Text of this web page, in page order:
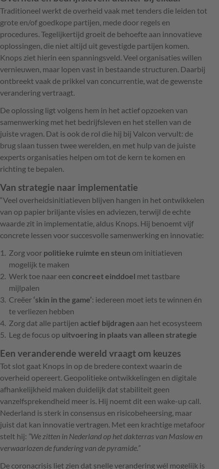
Traditioneel werkt de overheid vaak met tenders die leiden tot
grote en/of goedkope partijen, mede door regels en
procedures. Tegelijkertijd groeit de behoefte aan innovatieve
oplossingen, die niet altijd uit gevestigde partijen komen.
Knops ziet hierin een spanningsveld. Veel organisaties willen
vernieuwen, maar lopen vast in bestaande structuren. Daarbij
ontbreekt vaak de prikkel van concurrentie, wat de gewenste
verandering vertraagt.
De oplossing ligt volgens hem in het actief opzoeken van
samenwerking met het bedrijfsleven en het stellen van de
juiste vragen. Dat is ook de rol die hij bij Valcon vervult: de
brug slaan tussen twee werelden, en met hulp van de juiste
experts organisaties helpen om tot de kern te komen en
richting te bepalen.
Van strategie naar implementatie
“Veel overheidsinitiatieven blijven hangen in het ontwikkelen
van op papier briljante visies en adviezen, terwijl de echte
waarde zit in implementatie, aldus Knops. Hij benoemt vijf
concrete lessen voor succesvolle samenwerking en innovatie:
Zorg voor politieke ruimte en steun om initiatieven
mogelijk te maken
Werk toe naar een concreet einddoel met tastbare
mijlpalen
Creëer ‘skin in the game’: iedereen moet iets te winnen én
te verliezen hebben
Zorg dat alle partijen actief bijdragen aan het ecosysteem
Leg de focus op uitvoering in plaats van alleen strategie
Een veranderende wereld vraagt om keuzes
Tot slot gaat Knops in op de bredere context waarin de
overheid opereert. Geopolitieke ontwikkelingen en digitale
afhankelijkheid maken duidelijk dat stabiliteit geen
vanzelfsprekendheid meer is. Hij noemt dit een wake-up call.
Nederland is sterk in consensus en risicobeheersing, maar
juist dat kan innovatie vertragen. Met een krachtige metafoor
stelt hij: “We zitten in Nederland op het dakterras van Maslow en
verwaarlozen de fundering van de pyramide.”
De coronacrisis liet zien dat snelle verandering wél mogelijk is